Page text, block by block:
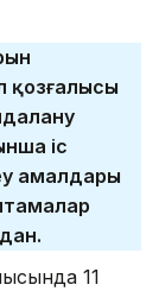
қозғалысы
іс
амалдары
11